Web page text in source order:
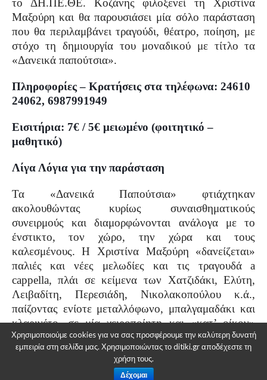
το ΔΗ.ΠΕ.ΘΕ. Κοζάνης φιλοξενεί τη Χριστίνα
Μαξούρη και θα παρουσιάσει μία σόλο παράσταση
που θα περιλαμβάνει τραγούδι, θέατρο, ποίηση, με
στόχο τη δημιουργία του μοναδικού με τίτλο τα
«Δανεικά παπούτσια».
Πληροφορίες – Κρατήσεις στα τηλέφωνα: 24610
24062, 6987991949
Εισιτήρια: 7€ / 5€ μειωμένο (φοιτητικό –
μαθητικό)
Λίγα Λόγια για την παράσταση
Τα «Δανεικά Παπούτσια» φτιάχτηκαν
ακολουθώντας κυρίως συναισθηματικούς
συνειρμούς και διαμορφώνονται ανάλογα με το
ένστικτο, τον χώρο, την χώρα και τους
καλεσμένους. Η Χριστίνα Μαξούρη «δανείζεται»
παλιές και νέες μελωδίες και τις τραγουδά a
cappella, πλάι σε κείμενα των Χατζιδάκι, Ελύτη,
Λειβαδίτη, Περεσιάδη, Νικολακοπούλου κ.ά.,
παίζοντας ενίοτε μεταλλόφωνο, μπαλγαμαδάκι και
κλαρινέτο, σε μία χειροποίητη και «κατ’ οίκον»
συναυλία, με σκοπό την κατάργηση της απόστασης
μεταξύ κοινού κι ερμηνευτή.
Χρησιμοποιούμε cookies για να σας προσφέρουμε την καλύτερη δυνατή
εμπειρία στη σελίδα μας. Χρησιμοποιώντας το ditiki.gr αποδέχεστε τη
χρήση τους.
Δέχομαι